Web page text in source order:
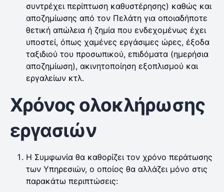
συντρέχει περίπτωση καθυστέρησης) καθώς και
αποζημίωσης από τον Πελάτη για οποιαδήποτε
θετική απώλεια ή ζημία που ενδεχομένως έχει
υποστεί, όπως χαμένες εργάσιμες ώρες, έξοδα
ταξιδιού του προσωπικού, επιδόματα (ημερήσια
αποζημίωση), ακινητοποίηση εξοπλισμού και
εργαλείων κτλ.
Χρόνος ολοκλήρωσης
εργασιών
Η Συμφωνία θα καθορίζει τον χρόνο περάτωσης
των Υπηρεσιών, ο οποίος θα αλλάζει μόνο στις
παρακάτω περιπτώσεις: